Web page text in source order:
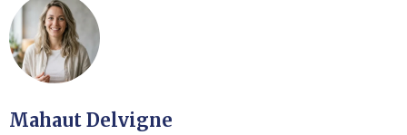
Mahaut Delvigne